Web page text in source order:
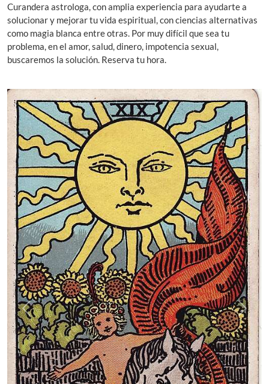
Curandera astrologa, con amplia experiencia para ayudarte a
solucionar y mejorar tu vida espiritual, con ciencias alternativas
como magia blanca entre otras. Por muy difícil que sea tu
problema, en el amor, salud, dinero, impotencia sexual,
buscaremos la solución. Reserva tu hora.
Previous Next